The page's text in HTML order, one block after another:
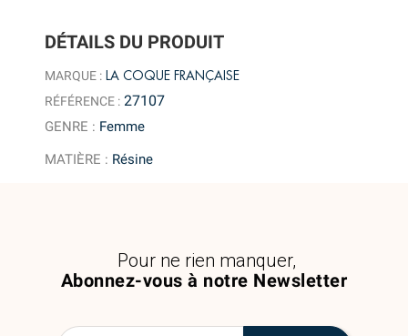
DÉTAILS DU PRODUIT
MARQUE : LA COQUE FRANÇAISE
RÉFÉRENCE : 27107
GENRE : Femme
MATIÈRE : Résine
Abonnez-vous à notre Newsletter
Pour ne rien manquer,